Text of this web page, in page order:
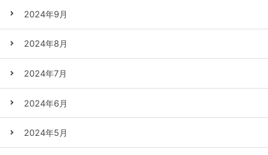
2024年9月
2024年8月
2024年7月
2024年6月
2024年5月